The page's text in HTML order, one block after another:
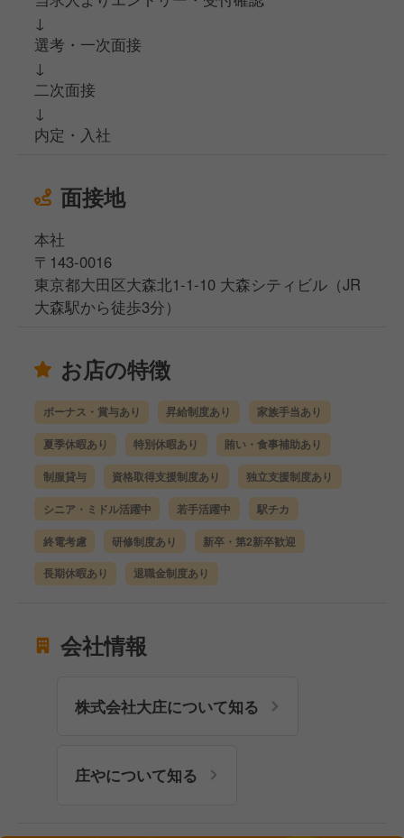
↓
選考・一次面接
↓
二次面接
↓
内定・入社
面接地
本社
〒143-0016
東京都大田区大森北1-1-10 大森シティビル（JR
大森駅から徒歩3分）
お店の特徴
ボーナス・賞与あり 昇給制度あり 家族手当あり
夏季休暇あり 特別休暇あり 賄い・食事補助あり
制服貸与 資格取得支援制度あり 独立支援制度あり
シニア・ミドル活躍中 若手活躍中 駅チカ
終電考慮 研修制度あり 新卒・第2新卒歓迎
長期休暇あり 退職金制度あり
会社情報
株式会社大庄について知る
庄やについて知る